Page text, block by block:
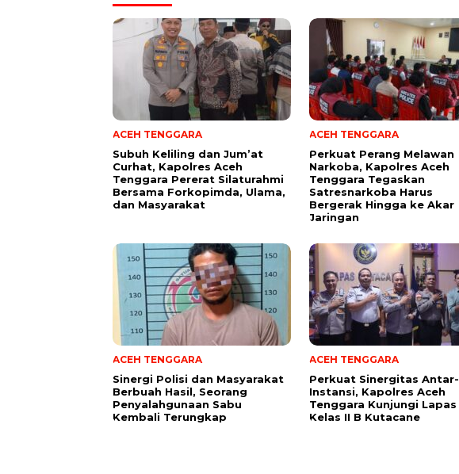
ACEH TENGGARA
Subuh Keliling dan Jum’at
Curhat, Kapolres Aceh
Tenggara Pererat Silaturahmi
Bersama Forkopimda, Ulama,
dan Masyarakat
ACEH TENGGARA
Perkuat Perang Melawan
Narkoba, Kapolres Aceh
Tenggara Tegaskan
Satresnarkoba Harus
Bergerak Hingga ke Akar
Jaringan
ACEH TENGGARA
Sinergi Polisi dan Masyarakat
Berbuah Hasil, Seorang
Penyalahgunaan Sabu
Kembali Terungkap
ACEH TENGGARA
Perkuat Sinergitas Antar-
Instansi, Kapolres Aceh
Tenggara Kunjungi Lapas
Kelas II B Kutacane